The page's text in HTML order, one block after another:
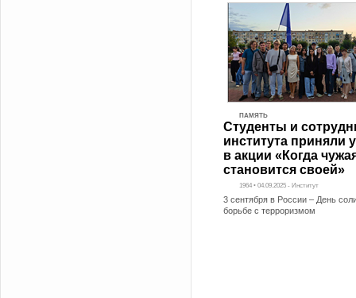
ПАМЯТЬ
Студенты и
института приняли
в акции «Когда
становится своей»
1964 • 04.09.2025 - Институт
3 сентября в России – День
борьбе с терроризмом